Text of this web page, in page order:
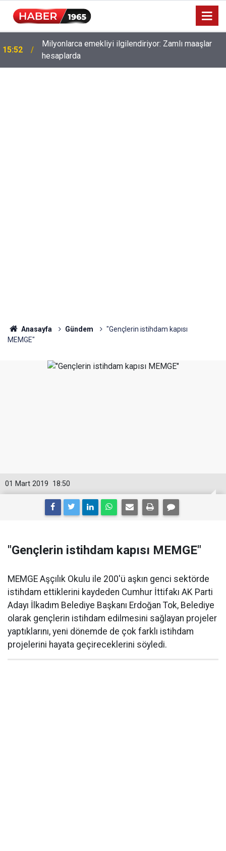
15:52
Milyonlarca emekliyi ilgilendiriyor: Zamlı maaşlar
hesaplarda
Anasayfa Gündem
"Gençlerin istihdam kapısı
MEMGE"
18:50
01 Mart 2019
"Gençlerin istihdam kapısı MEMGE"
MEMGE Aşçılık Okulu ile 200'ü aşkın genci sektörde
istihdam ettiklerini kaydeden Cumhur İttifakı AK Parti
Adayı İlkadım Belediye Başkanı Erdoğan Tok, Belediye
olarak gençlerin istihdam edilmesini sağlayan projeler
yaptıklarını, yeni dönemde de çok farklı istihdam
projelerini hayata geçireceklerini söyledi.